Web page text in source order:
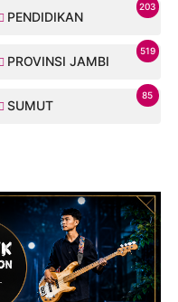
PENDIDIKAN
203
PROVINSI JAMBI
519
SUMUT
85